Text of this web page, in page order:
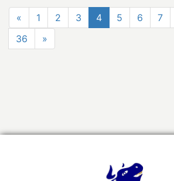
« 1 2 3 4 5 6 7
36
»